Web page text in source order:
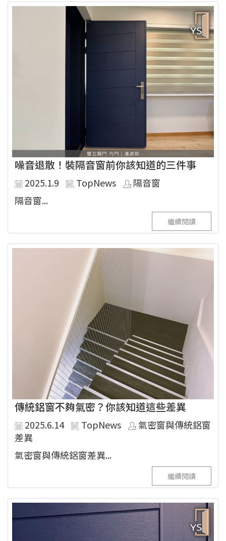
噪音退散！裝隔音窗前你該知道的三件事
2025.1.9 TopNews
隔音窗
隔音窗...
繼續閱讀
傳統鋁窗不夠氣密？你該知道這些差異
2025.6.14 TopNews
氣密窗與傳統鋁窗
差異
氣密窗與傳統鋁窗差異...
繼續閱讀